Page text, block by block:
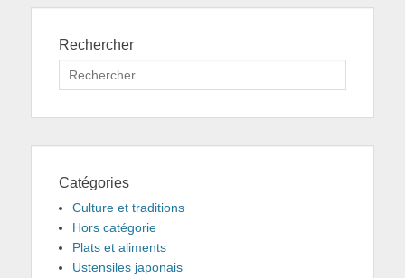
Rechercher
Search
for:
Catégories
Culture et traditions
Hors catégorie
Plats et aliments
Ustensiles japonais